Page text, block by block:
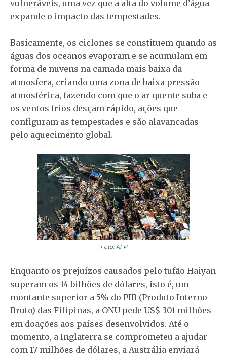
vulneráveis, uma vez que a alta do volume d’água
expande o impacto das tempestades.
Basicamente, os ciclones se constituem quando as
águas dos oceanos evaporam e se acumulam em
forma de nuvens na camada mais baixa da
atmosfera, criando uma zona de baixa pressão
atmosférica, fazendo com que o ar quente suba e
os ventos frios desçam rápido, ações que
configuram as tempestades e são alavancadas
pelo aquecimento global.
Foto:AFP
Enquanto os prejuízos causados pelo tufão Haiyan
superam os 14 bilhões de dólares, isto é, um
montante superior a 5% do PIB (Produto Interno
Bruto) das Filipinas, a ONU pede US$ 301 milhões
em doações aos países desenvolvidos. Até o
momento, a Inglaterra se comprometeu a ajudar
com 17 milhões de dólares, a Austrália enviará